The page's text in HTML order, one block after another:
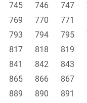
745 746 747
769 770 771
793 794 795
817 818 819
841 842 843
865 866 867
889 890 891